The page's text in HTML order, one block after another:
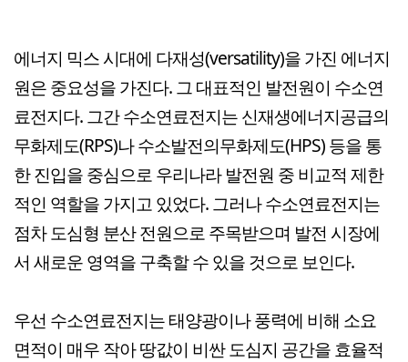
에너지 믹스 시대에 다재성(versatility)을 가진 에너지
원은 중요성을 가진다. 그 대표적인 발전원이 수소연
료전지다. 그간 수소연료전지는 신재생에너지공급의
무화제도(RPS)나 수소발전의무화제도(HPS) 등을 통
한 진입을 중심으로 우리나라 발전원 중 비교적 제한
적인 역할을 가지고 있었다. 그러나 수소연료전지는
점차 도심형 분산 전원으로 주목받으며 발전 시장에
서 새로운 영역을 구축할 수 있을 것으로 보인다.
우선 수소연료전지는 태양광이나 풍력에 비해 소요
면적이 매우 작아 땅값이 비싼 도심지 공간을 효율적